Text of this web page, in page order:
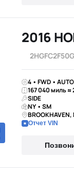
2016
4 • FWD •
167 040 миль ≈
SIDE
NY • SM
BROOKHAVEN,
Отчет VIN